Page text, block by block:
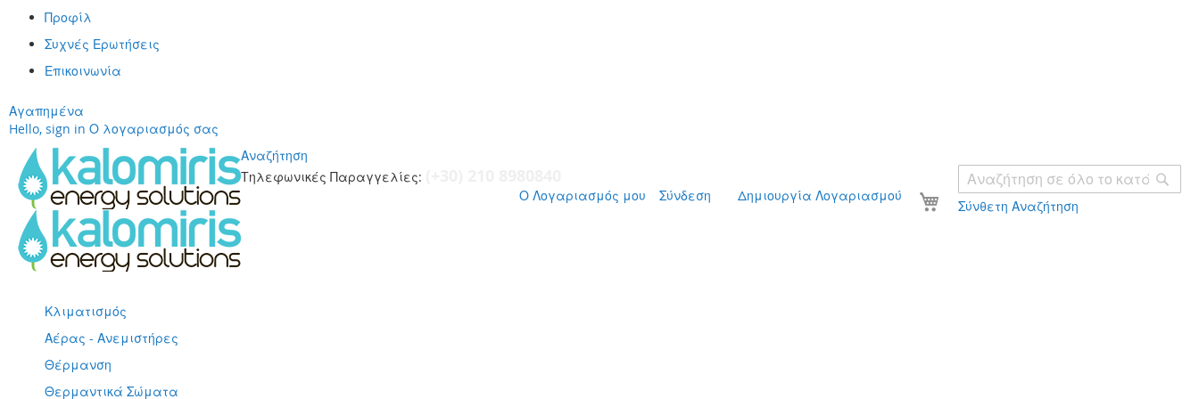
Προφίλ
Συχνές Ερωτήσεις
Επικοινωνία
Αγαπημένα
Hello, sign in Ο λογαριασμός σας
Αναζήτηση
Σύνθετη Αναζήτηση
Τηλεφωνικές Παραγγελίες:
Το καλάθι σας
Ο Λογαριασμός μου Σύνδεση Δημιουργία Λογαριασμού
περιεχόμενο
Κλιματισμός
Αέρας - Ανεμιστήρες
Θέρμανση
Θερμαντικά Σώματα